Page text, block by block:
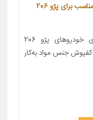
کفپوش پنج بعدی خودرو مدل AM مناسب برای پژو 206
معرفی محصول کفپوش فوق برای خودروهای پژو 206
جنس مواد به‌کار